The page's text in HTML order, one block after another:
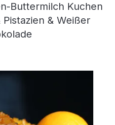
Buttermilch Kuchen
& Weißer